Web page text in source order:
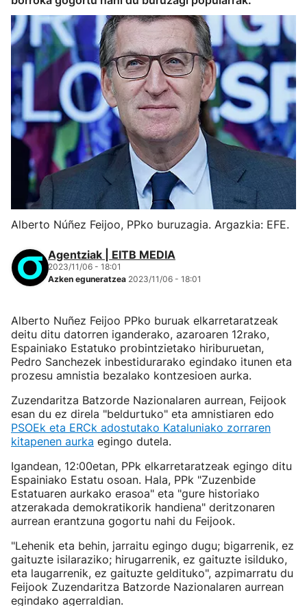
Alberto Núñez Feijoo, PPko buruzagia. Argazkia: EFE.
Agentziak | EITB MEDIA
2023/11/06 - 18:01
Azken eguneratzea 2023/11/06 - 18:01
Alberto Nuñez Feijoo PPko buruak elkarretaratzeak
deitu ditu datorren iganderako, azaroaren 12rako,
Espainiako Estatuko probintzietako hiriburuetan,
Pedro Sanchezek inbestidurarako egindako itunen eta
prozesu amnistia bezalako kontzesioen aurka.
Zuzendaritza Batzorde Nazionalaren aurrean, Feijook
esan du ez direla "beldurtuko" eta amnistiaren edo
PSOEk eta ERCk adostutako Kataluniako zorraren
kitapenen aurka egingo dutela.
Igandean, 12:00etan, PPk elkarretaratzeak egingo ditu
Espainiako Estatu osoan. Hala, PPk "Zuzenbide
Estatuaren aurkako erasoa" eta "gure historiako
atzerakada demokratikorik handiena" deritzonaren
aurrean erantzuna gogortu nahi du Feijook.
"Lehenik eta behin, jarraitu egingo dugu; bigarrenik, ez
gaituzte isilaraziko; hirugarrenik, ez gaituzte isilduko,
eta laugarrenik, ez gaituzte geldituko", azpimarratu du
Feijook Zuzendaritza Batzorde Nazionalaren aurrean
egindako agerraldian.